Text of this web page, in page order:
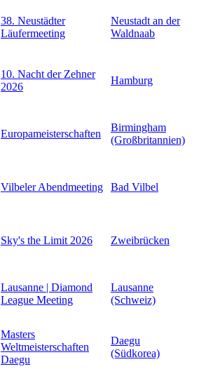
38. Neustädter
Läufermeeting
Neustadt an der
Waldnaab
10. Nacht der Zehner
2026
Hamburg
Europameisterschaften
Birmingham
(Großbritannien)
Vilbeler Abendmeeting Bad Vilbel
Sky's the Limit 2026 Zweibrücken
Lausanne | Diamond
League Meeting
Lausanne
(Schweiz)
Masters
Weltmeisterschaften
Daegu
Daegu
(Südkorea)